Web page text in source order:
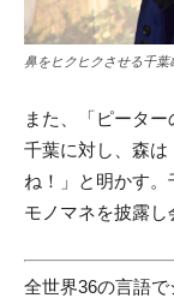
鼻をヒクヒクさせる千葉
また、「ピータ
千葉に対し、森は
ね！」と明かす
モノマネを披露し
全世界36の言語